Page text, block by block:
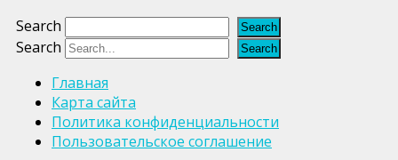
Search
Search
Главная
Карта сайта
Политика конфиденциальности
Пользовательское соглашение